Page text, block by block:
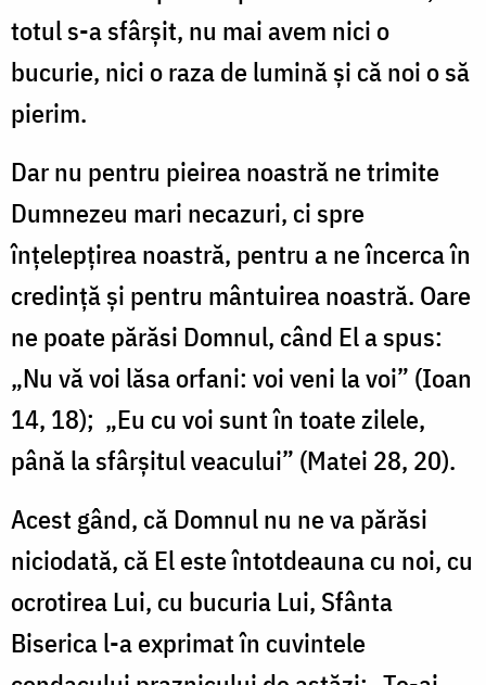
totul s-a sfârşit, nu mai avem nici o
bucurie, nici o raza de lumină şi că noi o să
pierim.
Dar nu pentru pieirea noastră ne trimite
Dumnezeu mari necazuri, ci spre
înţelepţirea noastră, pentru a ne încerca în
credinţă şi pentru mântuirea noastră. Oare
ne poate părăsi Domnul, când El a spus:
„Nu vă voi lăsa orfani: voi veni la voi” (Ioan
14, 18); „Eu cu voi sunt în toate zilele,
până la sfârşitul veacului” (Matei 28, 20).
Acest gând, că Domnul nu ne va părăsi
niciodată, că El este întotdeauna cu noi, cu
ocrotirea Lui, cu bucuria Lui, Sfânta
Biserica l-a exprimat în cuvintele